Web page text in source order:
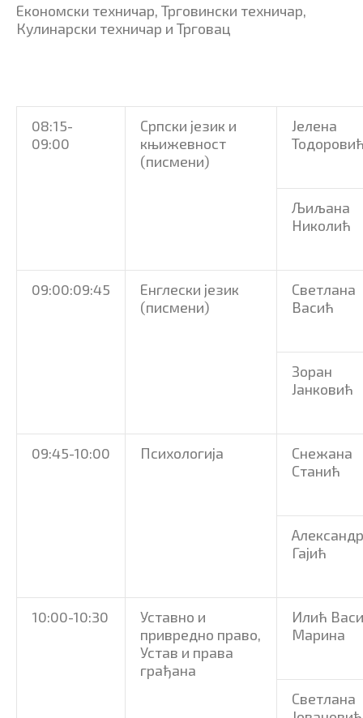
Економски техничар, Трговински техничар,
Кулинарски техничар и Трговац
08:15-
09:00
Српски језик и
књижевност
(писмени)
Јелена
Љиљана
Николић
09:00:09:45
Енглески језик
(писмени)
Светлана
Васић
Зоран
Јанковић
09:45-10:00 Психологија
Снежана
Станић
Гајић
10:00-10:30
Уставно и
привредно право,
Устав и права
грађана
Илић
Марина
Светлана